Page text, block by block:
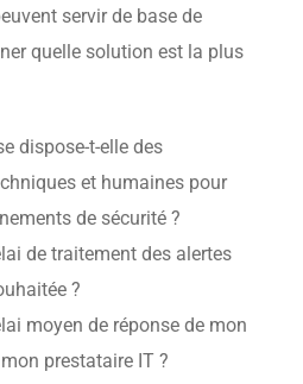
servir de base de
quelle solution est la plus
dispose-t-elle des
et humaines pour
de sécurité ?
de traitement des alertes
?
moyen de réponse de mon
prestataire IT ?